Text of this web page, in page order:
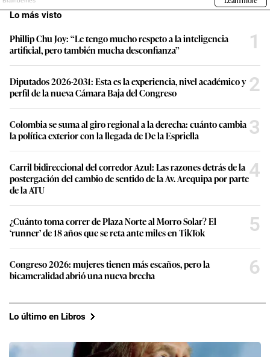
Lo más visto
Phillip Chu Joy: “Le tengo mucho respeto a la inteligencia
artificial, pero también mucha desconfianza”
1
Diputados 2026-2031: Esta es la experiencia, nivel académico y
perfil de la nueva Cámara Baja del Congreso
2
Colombia se suma al giro regional a la derecha: cuánto cambia
la política exterior con la llegada de De la Espriella
3
Carril bidireccional del corredor Azul: Las razones detrás de la
postergación del cambio de sentido de la Av. Arequipa por parte
de la ATU
4
¿Cuánto toma correr de Plaza Norte al Morro Solar? El
‘runner’ de 18 años que se reta ante miles en TikTok
5
Congreso 2026: mujeres tienen más escaños, pero la
bicameralidad abrió una nueva brecha
6
Lo último en Libros